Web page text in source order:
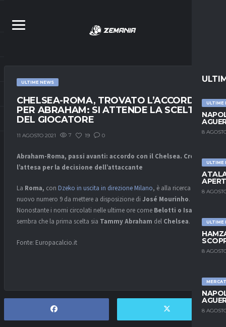
ULTIME
8
ULTIME
8
ULTIME
8
8
ULTIME NEWS
CHELSEA-ROMA, TROVATO L’ACCORDO
PER ABRAHAM: SI ATTENDE LA SCELTA
DEL GIOCATORE
11 AGOSTO 2021 7 19 0
Abraham-Roma, passi avanti: accordo con il Chelsea. Cresce
l’attesa per la decisione dell’attaccante
La Roma, con Dzeko in uscita in direzione Milano, è alla ricerca di un
nuovo numero 9 da mettere a disposizione di José Mourinho.
Nonostante i nomi circolati nelle ultime ore come Belotti o Isak
sembra che la prima scelta sia Tammy Abraham del Chelsea.
Fonte: Europacalcio.it